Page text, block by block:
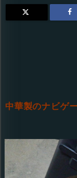
中華製のナビゲ